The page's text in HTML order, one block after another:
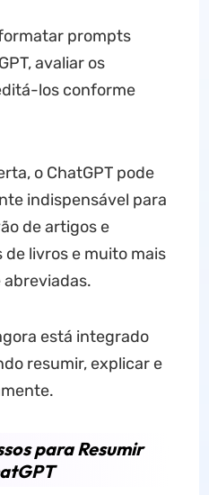
prompts
avaliar os
los conforme
o ChatGPT pode
indispensável para
de artigos e
livros e muito mais
abreviadas.
está integrado
resumir, explicar e
para Resumir